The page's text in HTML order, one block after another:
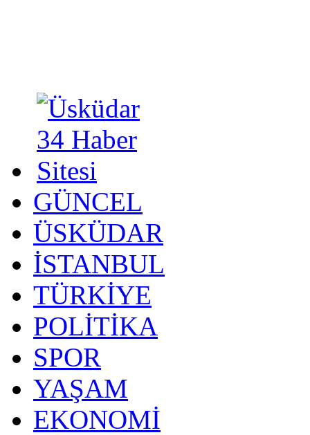
GÜNCEL
ÜSKÜDAR
İSTANBUL
TÜRKİYE
POLİTİKA
SPOR
YAŞAM
EKONOMİ